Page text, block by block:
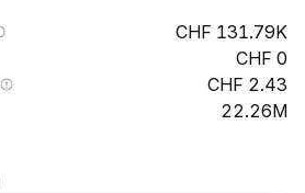
131.79K
0
2.43
22.26M